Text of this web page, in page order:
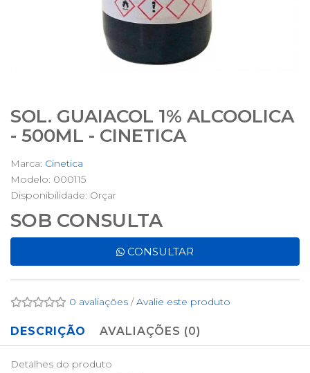
SOL. GUAIACOL 1% ALCOOLICA
- 500ML - CINETICA
Marca: Cinetica
Modelo: 000115
Disponibilidade: Orçar
SOB CONSULTA
CONSULTAR
0 avaliações /Avalie este produto
DESCRIÇÃO AVALIAÇÕES (0)
Detalhes do produto